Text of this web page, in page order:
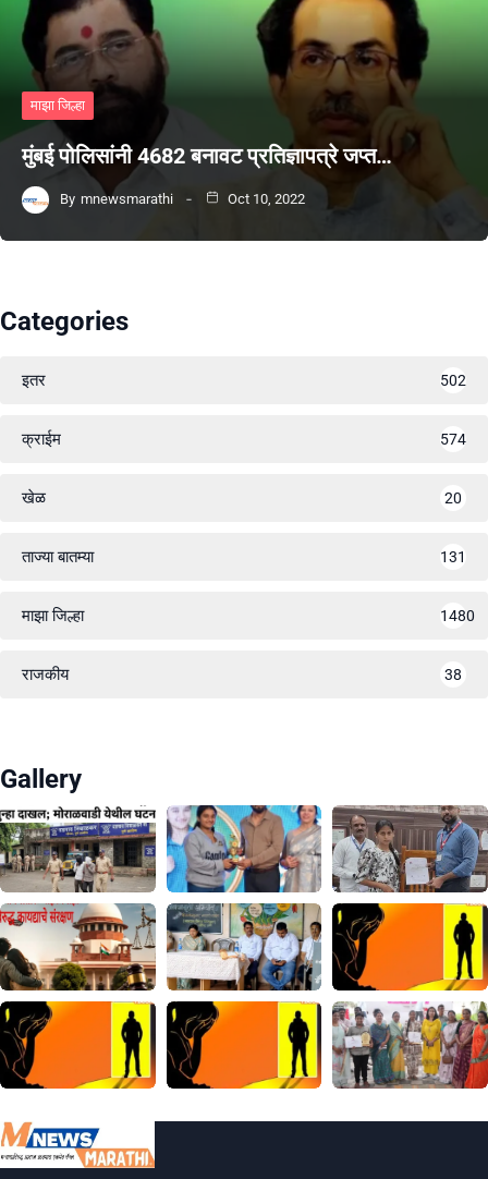
माझा जिल्हा
मुंबई पोलिसांनी 4682 बनावट प्रतिज्ञापत्रे जप्त…
By mnewsmarathi Oct 10, 2022
Categories
इतर 502
क्राईम 574
खेळ 20
ताज्या बातम्या 131
माझा जिल्हा 1480
राजकीय 38
Gallery